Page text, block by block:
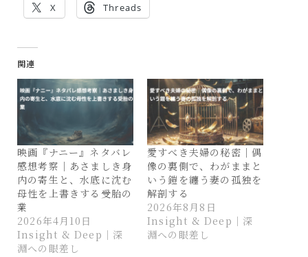
X Threads
関連
映画『ナニー』ネタバレ
感想考察｜あさましき身
内の寄生と、水底に沈む
母性を上書きする受胎の
業
2026年4月10日
Insight & Deep｜深
淵への眼差し
愛すべき夫婦の秘密｜偶
像の裏側で、わがままと
いう鎧を纏う妻の孤独を
解剖する
2026年8月8日
Insight & Deep｜深
淵への眼差し